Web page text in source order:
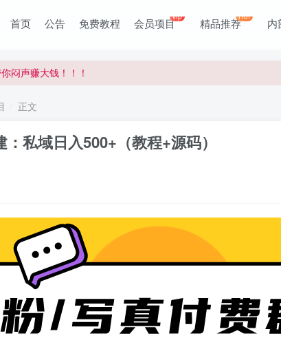
首页 公告 免费教程 会员项目vip 精品推荐Hot 内
闷声赚大钱！！！
闷声赚大钱！！！
正文
私域日入500+（教程+源码）